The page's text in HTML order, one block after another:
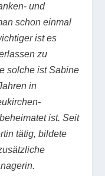
und
schon einmal
ist es
zu
solche ist Sabine
in
ist. Seit
tätig, bildete